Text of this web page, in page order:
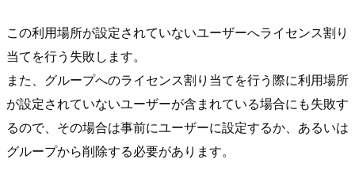
この利用場所が設定されていないユーザーへライセンス割り
当てを行う失敗します。
また、グループへのライセンス割り当てを行う際に利用場所
が設定されていないユーザーが含まれている場合にも失敗す
るので、その場合は事前にユーザーに設定するか、あるいは
グループから削除する必要があります。